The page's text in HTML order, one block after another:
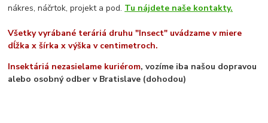
nákres, náčrtok, projekt a pod. Tu nájdete naše kontakty.
Všetky vyrábané teráriá druhu "Insect" uvádzame v miere
dĺžka x šírka x výška v centimetroch.
Insektáriá nezasielame kuriérom, vozíme iba našou dopravou
alebo osobný odber v Bratislave (dohodou)